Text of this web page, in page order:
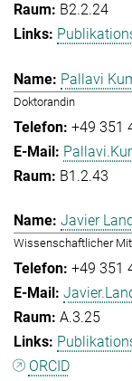
B2.2.24
Pallavi
Doktorandin
+49 351
B1.2.43
Javier
Wissenschaftlicher
+49 351
A.3.25
ORCID